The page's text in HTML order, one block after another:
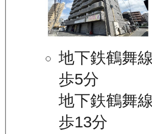
地下鉄鶴舞
歩5分
地下鉄鶴舞
歩13分